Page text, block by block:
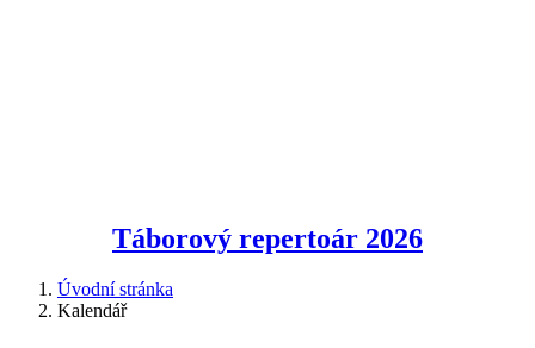
Táborový repertoár 2026
Úvodní stránka
Kalendář